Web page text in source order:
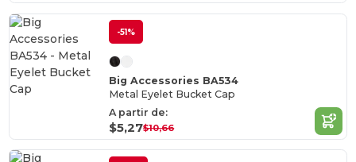
-51%
Big Accessories BA534
Metal Eyelet Bucket Cap
A partir de:
$5,27$10,66